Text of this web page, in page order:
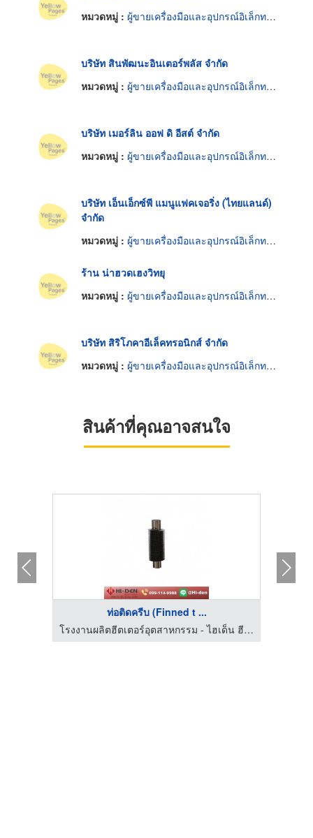
หมวดหมู่ : ผู้ขายเครื่องมือและอุปกรณ์อิเล็กทรอนิกส์
บริษัท สินพัฒนะอินเตอร์พลัส จำกัด
หมวดหมู่ : ผู้ขายเครื่องมือและอุปกรณ์อิเล็กทรอนิกส์
บริษัท เมอร์ลิน ออฟ ดิ อีสต์ จำกัด
หมวดหมู่ : ผู้ขายเครื่องมือและอุปกรณ์อิเล็กทรอนิกส์
บริษัท เอ็นเอ็กซ์พี แมนูแฟคเจอริ่ง (ไทยแลนด์)
จำกัด
หมวดหมู่ : ผู้ขายเครื่องมือและอุปกรณ์อิเล็กทรอนิกส์
ร้าน น่าฮวดเฮงวิทยุ
หมวดหมู่ : ผู้ขายเครื่องมือและอุปกรณ์อิเล็กทรอนิกส์
บริษัท สิริโภคาอีเล็คทรอนิกส์ จำกัด
หมวดหมู่ : ผู้ขายเครื่องมือและอุปกรณ์อิเล็กทรอนิกส์
สินค้าที่คุณอาจสนใจ
ท่อติดครีบ (Finned t ...
โรงงานผลิตฮีตเตอร์อุตสาหกรรม - ไฮเด็น ฮีตเทค